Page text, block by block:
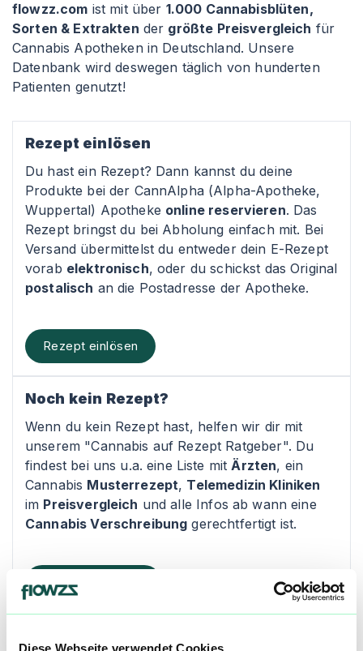
Diese Webseite verwendet Cookies
flowzz.com ist mit über 1.000 Cannabisblüten,
Sorten & Extrakten der größte Preisvergleich für
Cannabis Apotheken in Deutschland. Unsere
Datenbank wird deswegen täglich von hunderten
Patienten genutzt!
Rezept einlösen
Du hast ein Rezept? Dann kannst du deine
Produkte bei der CannAlpha (Alpha-Apotheke,
Wuppertal) Apotheke online reservieren. Das
Rezept bringst du bei Abholung einfach mit. Bei
Versand übermittelst du entweder dein E-Rezept
vorab elektronisch, oder du schickst das Original
postalisch an die Postadresse der Apotheke.
Rezept einlösen
Noch kein Rezept?
Wenn du kein Rezept hast, helfen wir dir mit
unserem "Cannabis auf Rezept Ratgeber". Du
findest bei uns u.a. eine Liste mitÄrzten, ein
Cannabis Musterrezept, Telemedizin Kliniken
im Preisvergleich und alle Infos ab wann eine
Cannabis Verschreibung gerechtfertigt ist.
Rezept Ratgeber